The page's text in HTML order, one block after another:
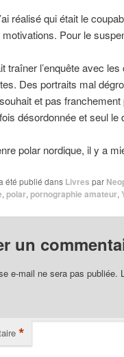
réalisé qui était le
Pour le
traîner l’enquête avec
Des portraits mal
et pas franchement
désordonnée et seul
polar nordique, il y a
été publié dans Livres par
, polar, pornographie amateur,
un
e-mail ne sera pas publiée.
*